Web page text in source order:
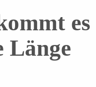
es
Länge